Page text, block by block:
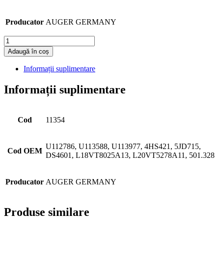
Producator AUGER GERMANY
Cantitate
Adaugă în coș
Informații suplimentare
Informații suplimentare
Cod 11354
Cod OEM
U112786, U113588, U113977, 4HS421, 5JD715,
DS4601, L18VT8025A13, L20VT5278A11, 501.328
Producator AUGER GERMANY
Produse similare